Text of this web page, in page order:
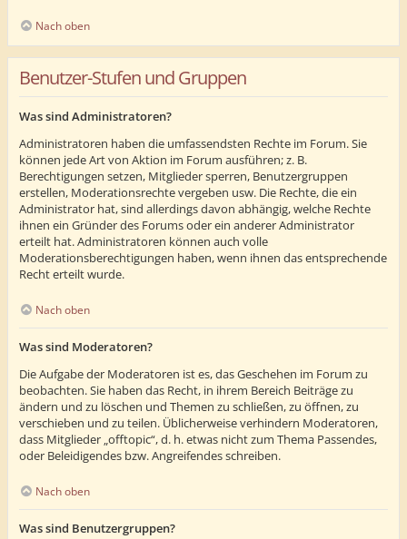
Nach oben
Benutzer-Stufen und Gruppen
Was sind Administratoren?
Administratoren haben die umfassendsten Rechte im Forum. Sie
können jede Art von Aktion im Forum ausführen; z. B.
Berechtigungen setzen, Mitglieder sperren, Benutzergruppen
erstellen, Moderationsrechte vergeben usw. Die Rechte, die ein
Administrator hat, sind allerdings davon abhängig, welche Rechte
ihnen ein Gründer des Forums oder ein anderer Administrator
erteilt hat. Administratoren können auch volle
Moderationsberechtigungen haben, wenn ihnen das entsprechende
Recht erteilt wurde.
Nach oben
Was sind Moderatoren?
Die Aufgabe der Moderatoren ist es, das Geschehen im Forum zu
beobachten. Sie haben das Recht, in ihrem Bereich Beiträge zu
ändern und zu löschen und Themen zu schließen, zu öffnen, zu
verschieben und zu teilen. Üblicherweise verhindern Moderatoren,
dass Mitglieder „offtopic“, d. h. etwas nicht zum Thema Passendes,
oder Beleidigendes bzw. Angreifendes schreiben.
Nach oben
Was sind Benutzergruppen?